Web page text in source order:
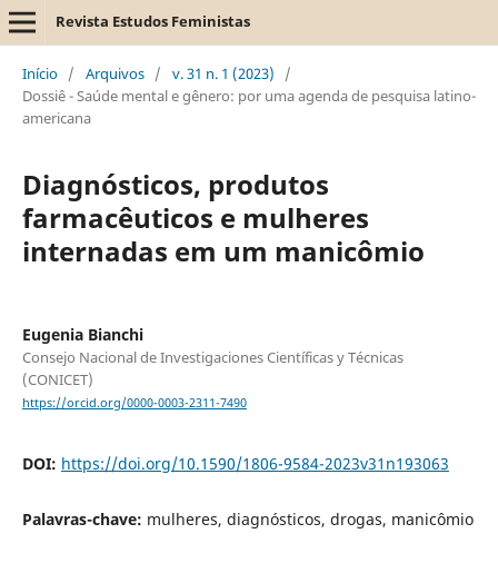
Revista Estudos Feministas
Início / Arquivos / v. 31 n. 1 (2023)
/
Dossiê - Saúde mental e gênero: por uma agenda de pesquisa latino-
americana
Diagnósticos, produtos
farmacêuticos e mulheres
internadas em um manicômio
Eugenia Bianchi
Consejo Nacional de Investigaciones Científicas y Técnicas
(CONICET)
https://orcid.org/0000-0003-2311-7490
DOI: https://doi.org/10.1590/1806-9584-2023v31n193063
Palavras-chave: mulheres, diagnósticos, drogas, manicômio